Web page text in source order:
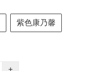
紫色康乃馨
+